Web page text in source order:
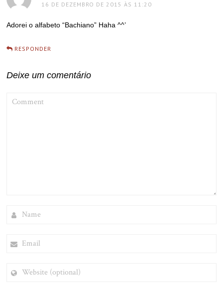
16 DE DEZEMBRO DE 2015 ÀS 11:20
Adorei o alfabeto “Bachiano” Haha ^^’
RESPONDER
Deixe um comentário
(OPTIONAL)